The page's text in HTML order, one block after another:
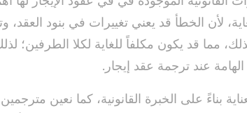
لأن الخطأ قد يعني تغييرات في بنود
لذلك، مما قد يكون مكلفاً للغاية لكلا
الهامة عند ترجمة عقد إيجار.
بناءً على الخبرة القانونية، كما نعين